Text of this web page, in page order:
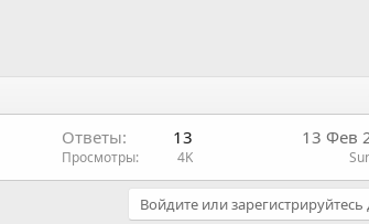
Ответы 13
Просмотры 4K
13 Фев
Войдите или зарегистрируйтесь